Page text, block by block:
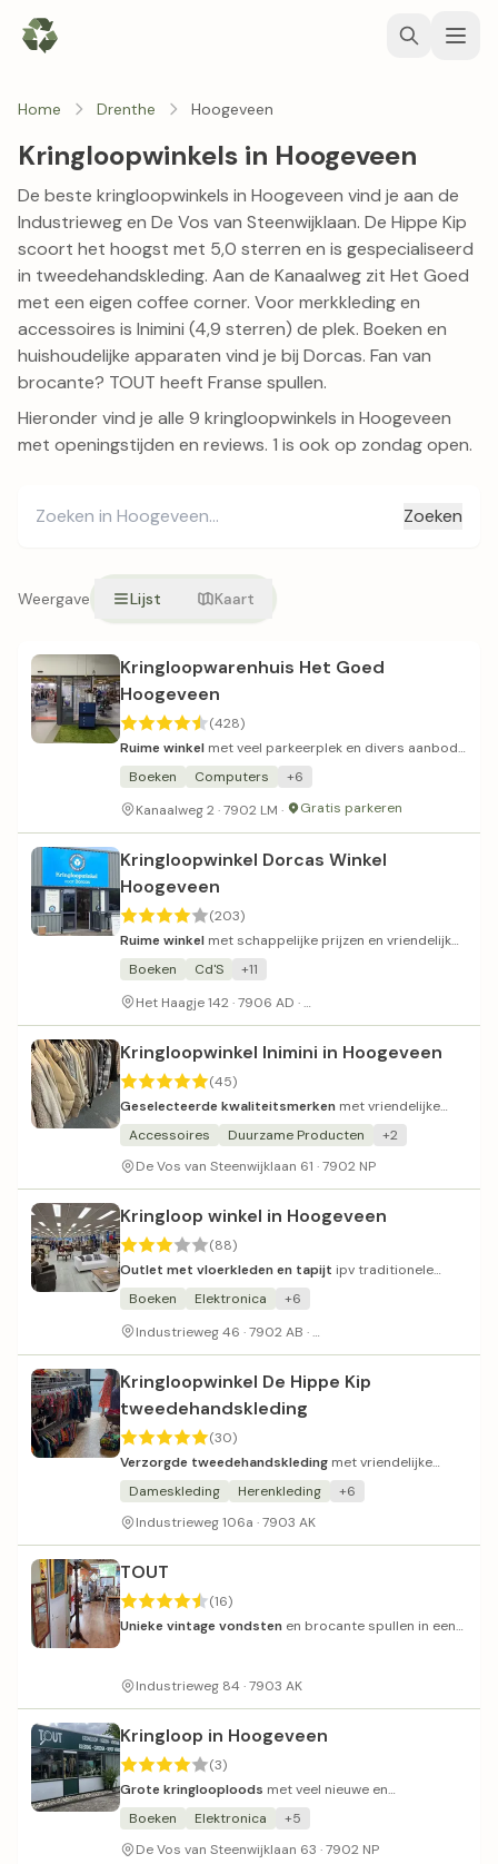
Home Drenthe Hoogeveen
Kringloopwinkels in Hoogeveen
De beste kringloopwinkels in Hoogeveen vind je aan de
Industrieweg en De Vos van Steenwijklaan. De Hippe Kip
scoort het hoogst met 5,0 sterren en is gespecialiseerd
in tweedehandskleding. Aan de Kanaalweg zit Het Goed
met een eigen coffee corner. Voor merkkleding en
accessoires is Inimini (4,9 sterren) de plek. Boeken en
huishoudelijke apparaten vind je bij Dorcas. Fan van
brocante? TOUT heeft Franse spullen.
Hieronder vind je alle 9 kringloopwinkels in Hoogeveen
met openingstijden en reviews. 1 is ook op zondag open.
Zoeken
Weergave Lijst Kaart
Kringloopwarenhuis Het Goed
Hoogeveen
(428)
Ruime winkel met veel parkeerplek en divers aanbod,
maar prijzen kunnen aan de hoge kant zijn.
Boeken Computers
+6
Kanaalweg 2 · 7902 LM ·
Gratis parkeren
Kringloopwinkel Dorcas Winkel
Hoogeveen
(203)
Ruime winkel met schappelijke prijzen en vriendelijk
personeel.
Boeken Cd'S
+11
Het Haagje 142 · 7906 AD ·
Kringloopwinkel Inimini in Hoogeveen
(45)
Geselecteerde kwaliteitsmerken met vriendelijke
service en overzichtelijke winkel.
Accessoires Duurzame Producten
+2
De Vos van Steenwijklaan 61 · 7902 NP
Kringloop winkel in Hoogeveen
(88)
Outlet met vloerkleden en tapijt ipv traditionele
kringloopwinkel.
Boeken Elektronica
+6
Industrieweg 46 · 7902 AB ·
Kringloopwinkel De Hippe Kip
tweedehandskleding
(30)
Verzorgde tweedehandskleding met vriendelijke
service en regelmatig vernieuwd aanbod.
Dameskleding Herenkleding
+6
Industrieweg 106a · 7903 AK
TOUT
(16)
Unieke vintage vondsten en brocante spullen in een
Industrieweg 84 · 7903 AK
Kringloop in Hoogeveen
(3)
Grote kringlooploods met veel nieuwe en
tweedehands spullen.
Boeken Elektronica
+5
De Vos van Steenwijklaan 63 · 7902 NP